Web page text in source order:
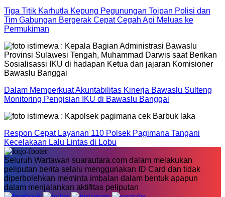
Tiga Titik Karhutla Kepung Pegunungan Toipan Polisi dan
Tim Gabungan Bergerak Cepat Cegah Api Meluas ke
Permukiman
Dalam Memperkuat Akuntabilitas Kinerja Bawaslu Sulteng
Monitoring Pengisian IKU di Bawaslu Banggai
Respon Cepat Layanan 110 Polsek Pagimana Tangani
Kecelakaan Lalu Lintas di Lobu
Seluruh Wartawan suarautara.com dalam melakukan
peliputan berita selalu menggunakan ID Card dan tidak
diperbolehkan meminta imbalan dalam bentuk apapun
dalam menjalankan aktifitas peliputan